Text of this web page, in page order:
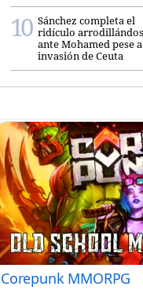
Sánchez completa el
ridículo
ante Mohamed pese
invasión de Ceuta
Corepunk MMORPG